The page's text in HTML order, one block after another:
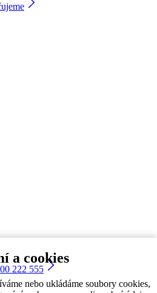
a cookies
nebo ukládáme soubory cookies,
222 555